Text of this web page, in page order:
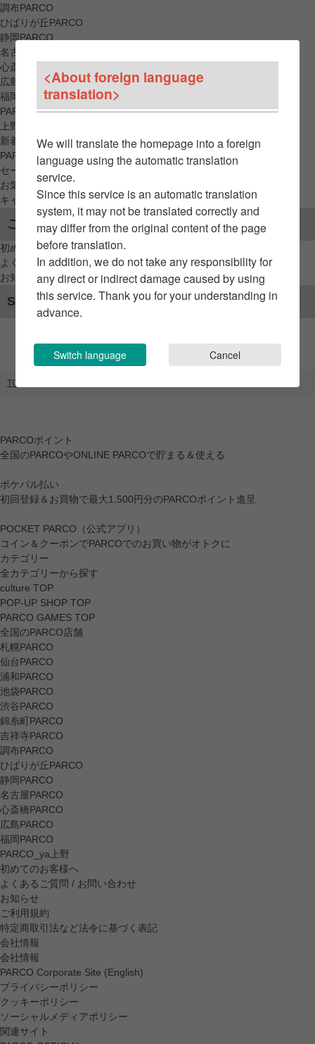
調布PARCO
ひばりが丘PARCO
静岡PARCO
名古屋PARCO
心斎橋PARCO
広島PARCO
福岡PARCO
PARCO_ya
上野
新着アイテムから探す
PARCO限定アイテムから探す
セールアイテムから探す
お気に入りから探す
キャンペーン/クーポン対象から探す
ご利用案内
初めてのお客様へ
よくあるご質問 / お問い合わせ
お知らせ
SNSアカウント
TOP
PARCOポイント
全国のPARCOやONLINE PARCOで貯まる＆使える
ポケパル払い
初回登録＆お買物で最大1,500円分のPARCOポイント進呈
POCKET PARCO（公式アプリ）
コイン＆クーポンでPARCOでのお買い物がオトクに
カテゴリー
全カテゴリーから探す
culture TOP
POP-UP SHOP TOP
PARCO GAMES TOP
全国のPARCO店舗
札幌PARCO
仙台PARCO
浦和PARCO
池袋PARCO
渋谷PARCO
錦糸町PARCO
吉祥寺PARCO
調布PARCO
ひばりが丘PARCO
静岡PARCO
名古屋PARCO
心斎橋PARCO
広島PARCO
福岡PARCO
PARCO_ya上野
初めてのお客様へ
よくあるご質問 / お問い合わせ
お知らせ
ご利用規約
特定商取引法など法令に基づく表記
会社情報
会社情報
PARCO Corporate Site (English)
プライバシーポリシー
クッキーポリシー
ソーシャルメディアポリシー
関連サイト
<About foreign language
translation>
We will translate the homepage into a foreign
language using the automatic translation
service.
Since this service is an automatic translation
system, it may not be translated correctly and
may differ from the original content of the page
before translation.
In addition, we do not take any responsibility for
any direct or indirect damage caused by using
this service. Thank you for your understanding in
advance.
Switch language Cancel